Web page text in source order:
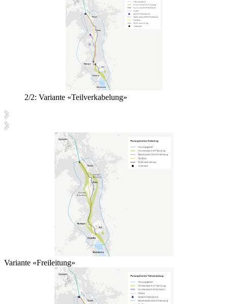
2/2: Variante «Teilverkabelung»
Variante «Freileitung»